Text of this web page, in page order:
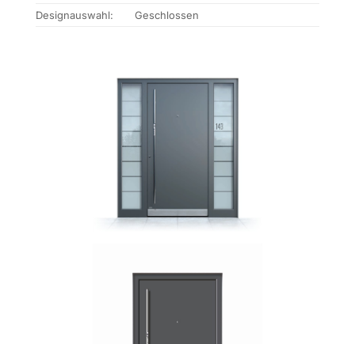
Designauswahl:
Geschlossen